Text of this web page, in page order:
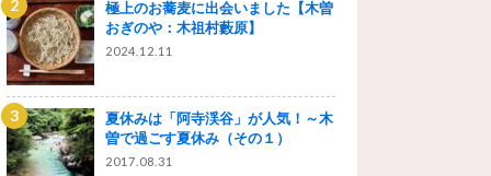
極上のお蕎麦に出会いました【木曽
おぎのや：木祖村藪原】
2024.12.11
夏休みは「阿寺渓谷」が人気！～木
曽で過ごす夏休み（その１）
2017.08.31